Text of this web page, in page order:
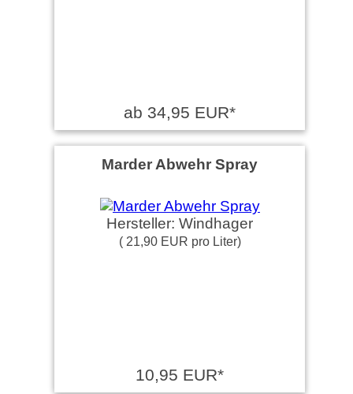
ab 34,95 EUR*
Marder Abwehr Spray
Hersteller: Windhager
( 21,90 EUR pro Liter)
10,95 EUR*